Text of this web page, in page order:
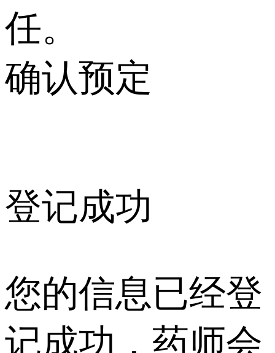
任。
确认预定
登记成功
您的信息已经登
记成功，药师会